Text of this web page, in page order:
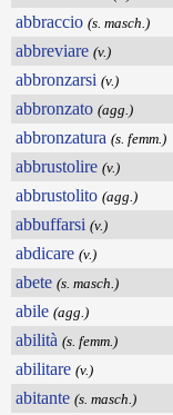
abbraccio (s. masch.)
abbreviare (v.)
abbronzarsi (v.)
abbronzato (agg.)
abbronzatura (s. femm.)
abbrustolire (v.)
abbrustolito (agg.)
abbuffarsi (v.)
abdicare (v.)
abete (s. masch.)
abile (agg.)
abilità (s. femm.)
abilitare (v.)
abitante (s. masch.)